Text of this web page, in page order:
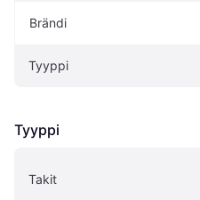
Brändi
Tyyppi
Tyyppi
Takit